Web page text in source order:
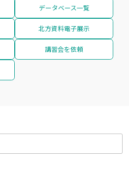
データベース一覧
北方資料電子展示
講習会を依頼